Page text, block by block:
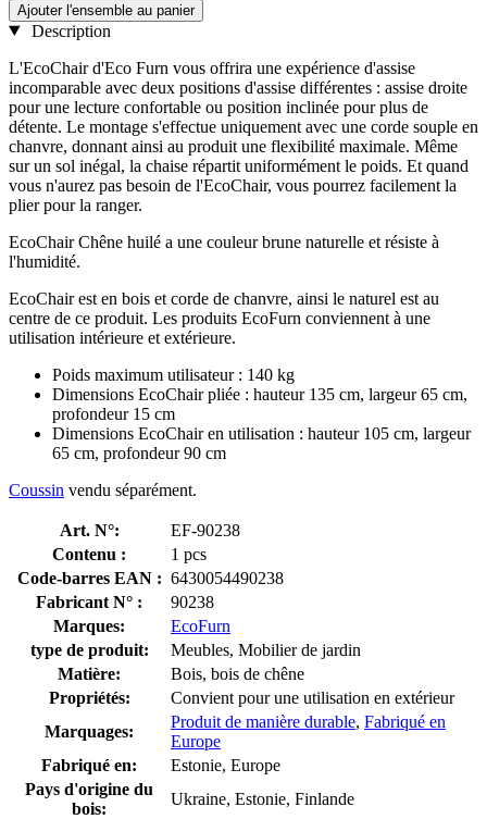
Ajouter l'ensemble au panier
Description
L'EcoChair d'Eco Furn vous offrira une expérience d'assise
incomparable avec deux positions d'assise différentes : assise droite
pour une lecture confortable ou position inclinée pour plus de
détente. Le montage s'effectue uniquement avec une corde souple en
chanvre, donnant ainsi au produit une flexibilité maximale. Même
sur un sol inégal, la chaise répartit uniformément le poids. Et quand
vous n'aurez pas besoin de l'EcoChair, vous pourrez facilement la
plier pour la ranger.
EcoChair Chêne huilé a une couleur brune naturelle et résiste à
l'humidité.
EcoChair est en bois et corde de chanvre, ainsi le naturel est au
centre de ce produit. Les produits EcoFurn conviennent à une
utilisation intérieure et extérieure.
Poids maximum utilisateur : 140 kg
Dimensions EcoChair pliée : hauteur 135 cm, largeur 65 cm,
profondeur 15 cm
Dimensions EcoChair en utilisation : hauteur 105 cm, largeur
65 cm, profondeur 90 cm
Coussin vendu séparément.
Art. N°:
EF-90238
Contenu :
1 pcs
Code-barres EAN : 6430054490238
Fabricant N° :
90238
Marques:
EcoFurn
type de produit:
Meubles, Mobilier de jardin
Matière:
Bois, bois de chêne
Propriétés:
Convient pour une utilisation en extérieur
Marquages:
Produit de manière durable, Fabriqué en
Europe
Fabriqué en:
Estonie, Europe
Pays d'origine du
bois:
Ukraine, Estonie, Finlande